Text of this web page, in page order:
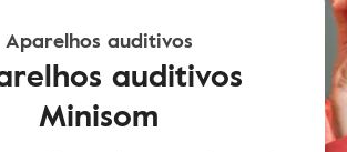
Aparelhos auditivos
auditivos
Minisom